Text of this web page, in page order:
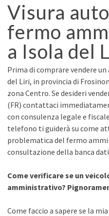
Visura
fermo
a Isola del
Prima di comprare vendere
del Liri, in provincia di
zona Centro. Se desideri
(FR) contattaci
con consulenza legale e
telefono ti guiderà su come
problematica del fermo
consultazione della banca
Come verificare se un
amministrativo?
Come faccio a sapere se la